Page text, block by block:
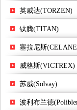
英威达(TORZEN)
钛腾(TITAN)
塞拉尼斯
威格斯(VICTREX)
苏威(Solvay)
波利布兰德